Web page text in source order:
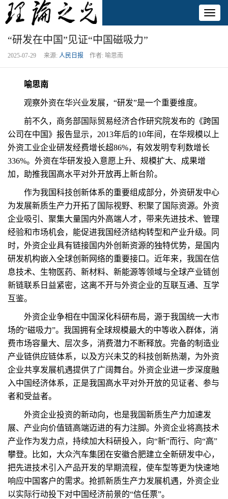
“研发在中国”见证“中国磁吸力”
2025-07-29 来源: 人民日报 作者: 喻思南
喻思南
观察外资在华兴业发展，“研发”是一个重要维度。
前不久，商务部国际贸易经济合作研究院发布的《跨国
公司在中国》报告显示，2013年后的10年间，在华规模以上
外资工业企业研发经费增长超86%，有效发明专利数增长
336%。外资在华研发投入意愿上升、规模扩大、成果增
加，助推我国高水平对外开放再上新台阶。
作为我国科技创新体系的重要组成部分，外资研发中心
为发展新质生产力开拓了国际视野、积聚了国际资源。外资
企业吸引、聚集大量国内外高端人才，带来先进技术、管理
经验和市场机会，能促进我国经济结构转型和产业升级。同
时，外资企业具有链接国内外创新资源的独特优势，是国内
研发机构嵌入全球创新网络的重要接口。近年来，我国在信
息技术、生物医药、新材料、新能源等领域与全球产业链创
新链联系日益紧密，这离不开与外资企业的互联互通、互学
互鉴。
外资企业争相在中国深化科研布局，源于我国统一大市
场的“磁吸力”。我国拥有全球规模最大的中等收入群体，消
费市场容量大、层次多，消费潜力不断释放。完备的制造业
产业链供应链体系，以及方兴未艾的科技创新热潮，为外资
企业共享发展机遇提供了广阔舞台。外资企业进一步深度融
入中国经济体系，正是我国高水平对外开放的见证者、参与
者和受益者。
外资企业投资的新动向，也是我国新质生产力加速发
展、产业向价值链高端迈进的有力注脚。外资企业将高技术
产业作为发力点，持续加大科研投入，向“新”而行、向“高”
攀登。比如，大众汽车集团在安徽合肥建立全新研发中心，
把先进技术引入产品开发的早期流程，使车型等更为快速地
响应中国客户的需求。抢抓新质生产力发展机遇，外资企业
以实际行动投下对中国经济前景的“信任票”。